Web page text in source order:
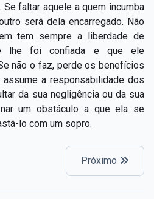
faltar aquele a quem incumba
será dela encarregado. Não
tem sempre a liberdade de
lhe foi confiada e que ele
não o faz, perde os benefícios
a responsabilidade dos
da sua negligência ou da sua
nar um obstáculo a que ela se
lo com um sopro.
Próximo